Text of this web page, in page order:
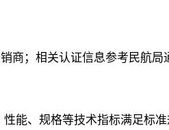
；相关认证信息参考民航局
能、规格等技术指标满足标准